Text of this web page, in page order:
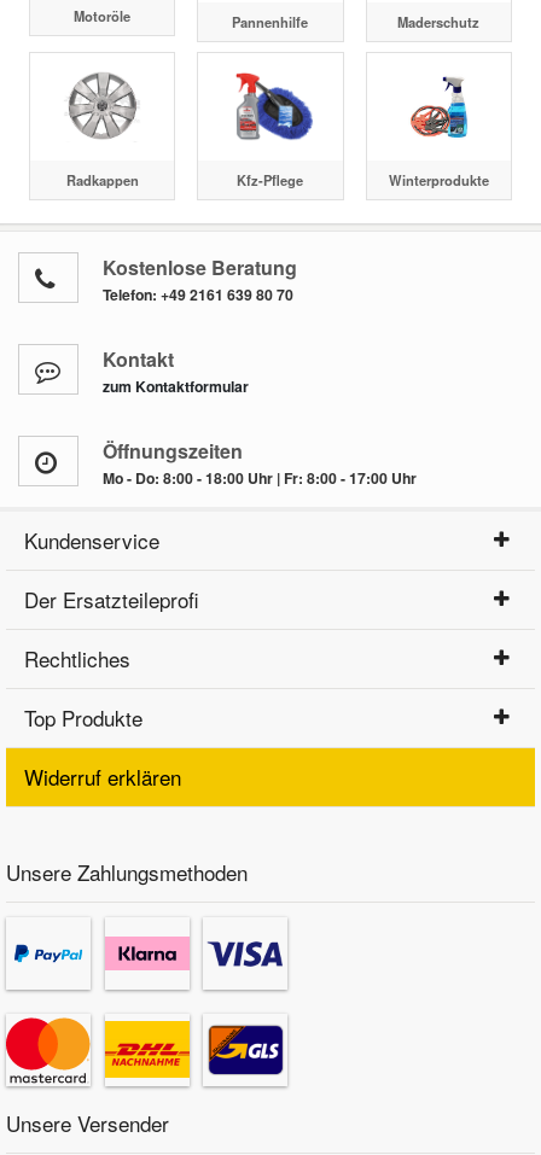
Motoröle Pannenhilfe Maderschutz
Radkappen Kfz-Pflege Winterprodukte
Kostenlose Beratung
Telefon: +49 2161 639 80 70
Kontakt
zum Kontaktformular
Öffnungszeiten
Mo - Do: 8:00 - 18:00 Uhr | Fr: 8:00 - 17:00 Uhr
Kundenservice
Der Ersatzteileprofi
Rechtliches
Top Produkte
Widerruf erklären
Unsere Zahlungsmethoden
Unsere Versender